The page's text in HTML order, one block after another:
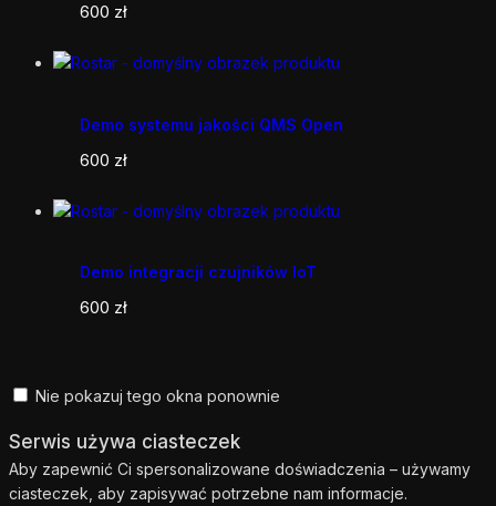
600 zł
Demo systemu jakości QMS Open
600 zł
Demo integracji czujników IoT
600 zł
Nie pokazuj tego okna ponownie
Serwis używa ciasteczek
Aby zapewnić Ci spersonalizowane doświadczenia – używamy
ciasteczek, aby zapisywać potrzebne nam informacje.